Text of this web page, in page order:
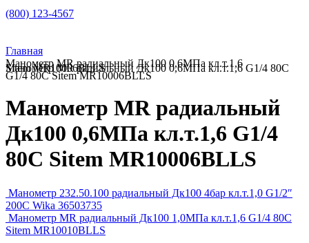
(800) 123-4567
Главная
Манометр MR радиальный Дк100 0,6МПа кл.т.1,6
G1/4 80C Sitem MR10006BLLS
Манометр MR радиальный Дк100 0,6МПа кл.т.1,6 G1/4 80C Sitem MR10006BLLS
Манометр MR радиальный
Дк100 0,6МПа кл.т.1,6 G1/4
80C Sitem MR10006BLLS
Манометр 232.50.100 радиальный Дк100 4бар кл.т.1,0 G1/2″
200C Wika 36503735
Манометр MR радиальный Дк100 1,0МПа кл.т.1,6 G1/4 80C
Sitem MR10010BLLS